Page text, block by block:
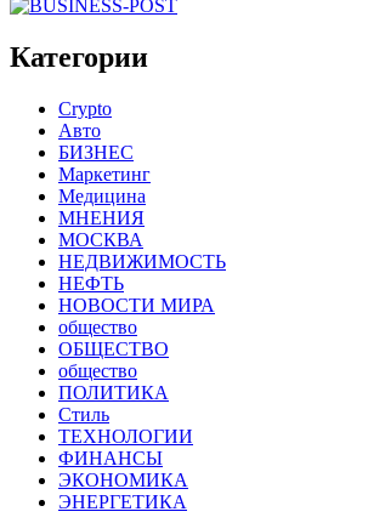
Категории
Crypto
Авто
БИЗНЕС
Маркетинг
Медицина
МНЕНИЯ
МОСКВА
НЕДВИЖИМОСТЬ
НЕФТЬ
НОВОСТИ МИРА
общество
ОБЩЕСТВО
общество
ПОЛИТИКА
Стиль
ТЕХНОЛОГИИ
ФИНАНСЫ
ЭКОНОМИКА
ЭНЕРГЕТИКА